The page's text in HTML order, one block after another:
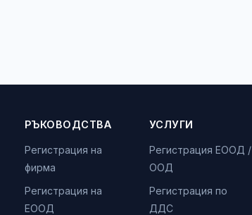
РЪКОВОДСТВА
Регистрация на
фирма
Регистрация на
ЕООД
УСЛУГИ
Регистрация ЕООД /
ООД
Регистрация по
ДДС